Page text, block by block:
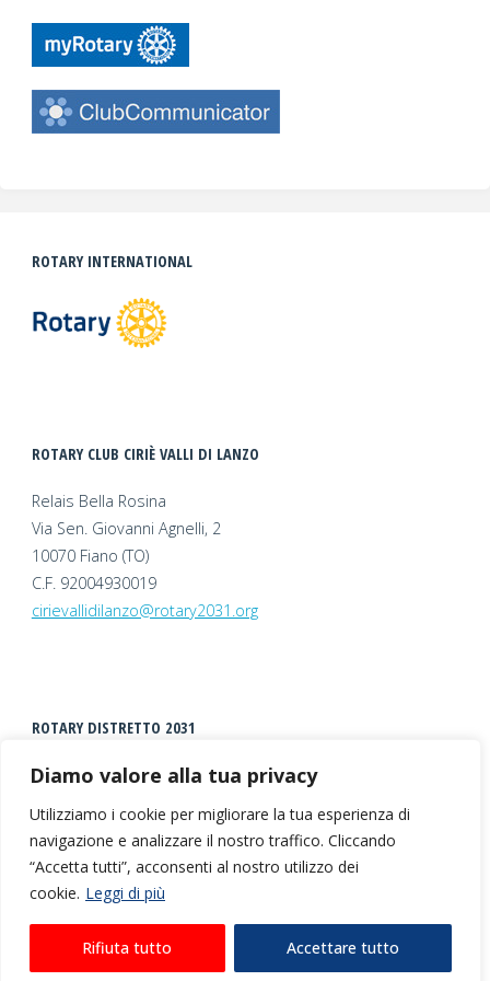
Diamo valore alla tua privacy
Utilizziamo i cookie per migliorare la tua esperienza di
navigazione e analizzare il nostro traffico. Cliccando
“Accetta tutti”, acconsenti al nostro utilizzo dei
cookie. Leggi di più
Rifiuta tutto Accettare tutto
ROTARY INTERNATIONAL
ROTARY CLUB CIRIÈ VALLI DI LANZO
Relais Bella Rosina
Via Sen. Giovanni Agnelli, 2
10070 Fiano (TO)
C.F. 92004930019
cirievallidilanzo@rotary2031.org
ROTARY DISTRETTO 2031
©2026 Rotary Club Ciriè Valli di Lanzo |Privacy +
Cookies| Realizzato daEscamotages